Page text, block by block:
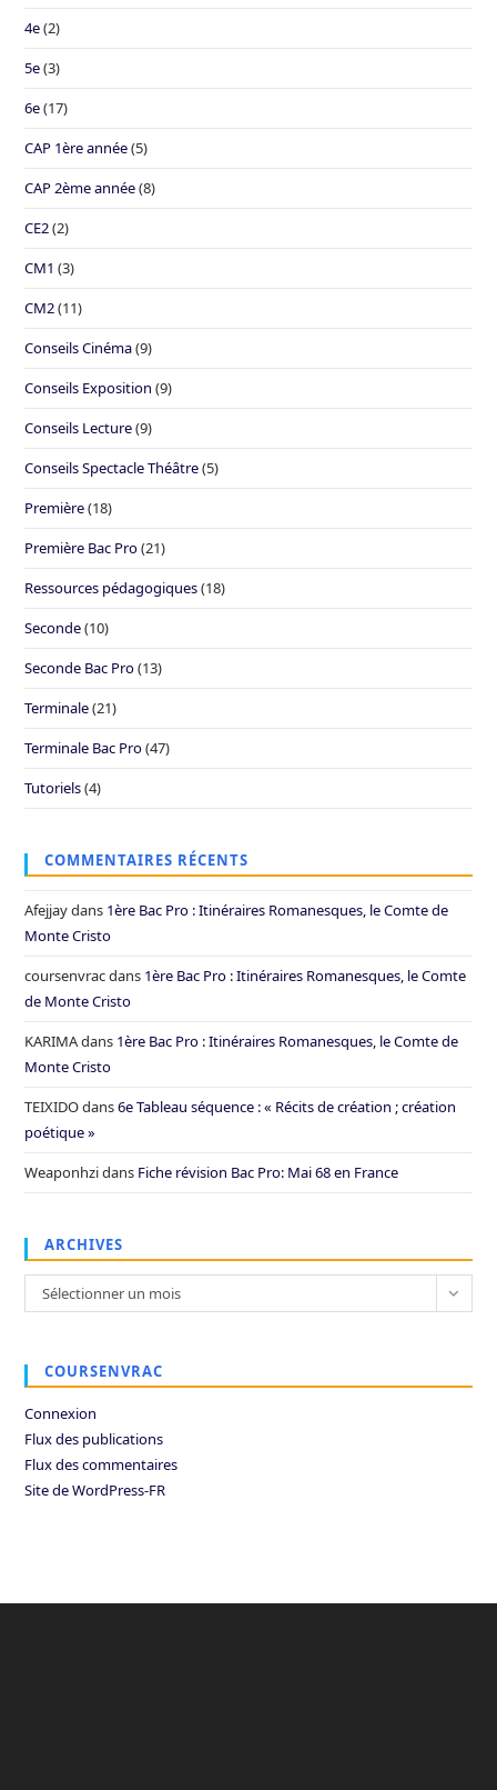
4e(2)
5e(3)
6e(17)
CAP 1ère année(5)
CAP 2ème année(8)
CE2(2)
CM1 (3)
CM2(11)
Conseils Cinéma(9)
Conseils Exposition (9)
Conseils Lecture(9)
Conseils Spectacle Théâtre(5)
Première(18)
Première Bac Pro(21)
Ressources pédagogiques(18)
Seconde(10)
Seconde Bac Pro(13)
Terminale(21)
Terminale Bac Pro(47)
Tutoriels(4)
COMMENTAIRES RÉCENTS
Afejjaydans 1ère Bac Pro : Itinéraires Romanesques, le Comte de
Monte Cristo
coursenvracdans 1ère Bac Pro : Itinéraires Romanesques, le Comte
de Monte Cristo
KARIMAdans 1ère Bac Pro : Itinéraires Romanesques, le Comte de
Monte Cristo
TEIXIDOdans6e Tableau séquence : « Récits de création ; création
poétique »
Weaponhzidans Fiche révision Bac Pro: Mai 68 en France
ARCHIVES
Archives
Sélectionner un mois
COURSENVRAC
Connexion
Flux des publications
Flux des commentaires
Site de WordPress-FR